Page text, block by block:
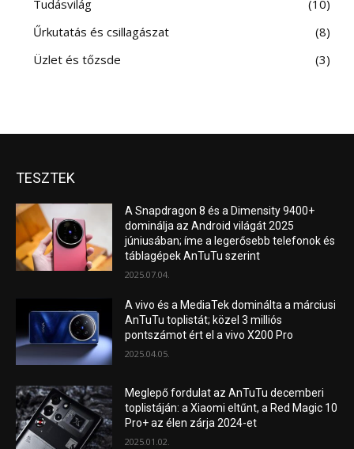
Tudásvilág
10
Űrkutatás és csillagászat
8
Üzlet és tőzsde
3
TESZTEK
A Snapdragon 8 és a Dimensity 9400+
dominálja az Android világát 2025
júniusában; íme a legerősebb telefonok és
táblagépek AnTuTu szerint
2025.07.04.
A vivo és a MediaTek dominálta a márciusi
AnTuTu toplistát; közel 3 milliós
pontszámot ért el a vivo X200 Pro
2025.04.05.
Meglepő fordulat az AnTuTu decemberi
toplistáján: a Xiaomi eltűnt, a Red Magic 10
Pro+ az élen zárja 2024-et
2025.01.02.